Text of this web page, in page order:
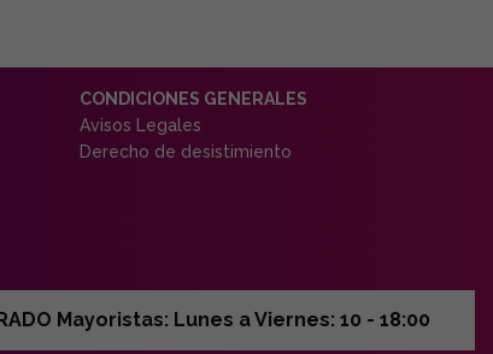
CONDICIONES GENERALES
Avisos Legales
Derecho de desistimiento
Mayoristas: Lunes a Viernes: 10 - 18:00